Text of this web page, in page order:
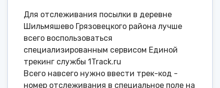
Для отслеживания посылки в деревне
Шильмяшево Грязовецкого района лучше
всего воспользоваться
специализированным сервисом Единой
трекинг службы 1Track.ru
Всего навсего нужно ввести трек-код -
номер отслеживания в специальное поле на